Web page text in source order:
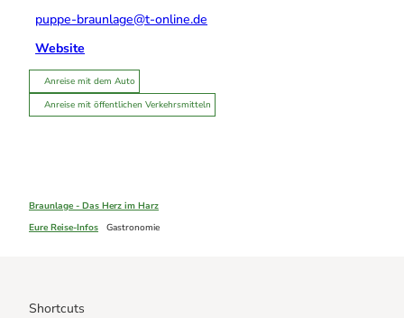
puppe-braunlage@t-online.de
Website
Anreise mit dem Auto
Anreise mit öffentlichen Verkehrsmitteln
Braunlage - Das Herz im Harz
Eure Reise-Infos
Gastronomie
Shortcuts